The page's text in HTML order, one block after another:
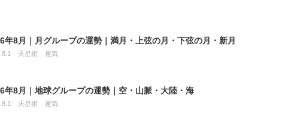
年8月｜月グループの運勢｜満月・上弦の月・下弦の月・新月
天星術 運気
年8月｜地球グループの運勢｜空・山脈・大陸・海
天星術 運気